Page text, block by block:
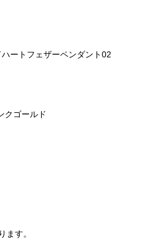
ートフェザーペンダント02
クゴールド
ます。